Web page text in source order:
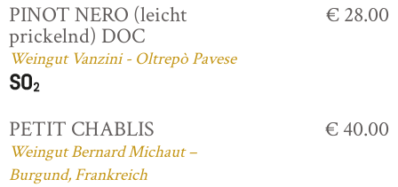
PINOT NERO (leicht
prickelnd) DOC
Weingut Vanzini - Oltrepò Pavese
€ 28.00
PETIT CHABLIS
Weingut Bernard Michaut –
Burgund, Frankreich
€ 40.00